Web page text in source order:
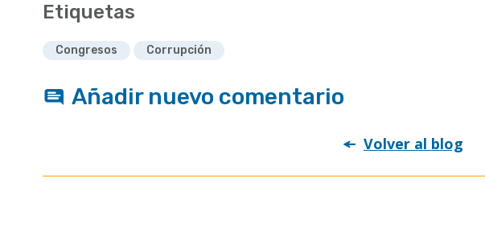
Etiquetas
Congresos Corrupción
Añadir nuevo comentario
Volver al blog